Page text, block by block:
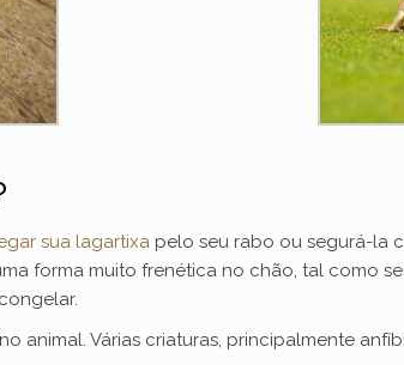
sua lagartixa pelo seu rabo ou segurá-la
forma muito frenética no chão, tal como
Várias criaturas, principalmente